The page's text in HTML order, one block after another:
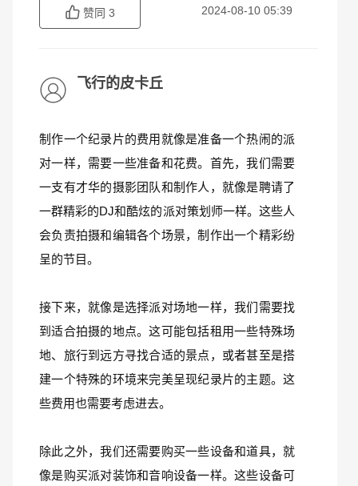
赞同 3 2024-08-10 05:39
飞行的皮卡丘
制作一个纪录片的费用就像是准备一个热闹的派
对一样，需要一些准备和花费。首先，我们需要
一支有才华的摄影团队和制作人，就像是聘请了
一群精彩的DJ和酷炫的派对策划师一样。这些人
会负责拍摄和编辑各个场景，制作出一个精彩纷
呈的节目。
接下来，就像是选择派对场地一样，我们需要找
到适合拍摄的地点。这可能包括租用一些特殊场
地、旅行到远方寻找合适的景点，或者甚至是搭
建一个特殊的环境来完美呈现纪录片的主题。这
些费用也需要考虑进去。
除此之外，我们还需要购买一些设备和道具，就
像是购买派对装饰和音响设备一样。这些设备可